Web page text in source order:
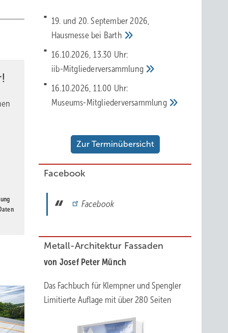
freut
ob
19. und 20. September 2026,
Hausmesse bei Barth
16.10.2026, 13.30 Uhr:
iib-Mitgliederversammlung
16.10.2026, 11.00 Uhr:
Museums-Mitgliederversammlung
Zur Terminübersicht
Facebook
Facebook
Metall-Architektur Fassaden
von Josef Peter Münch
Das Fachbuch für Klempner und Spengler
Limitierte Auflage mit über 280 Seiten